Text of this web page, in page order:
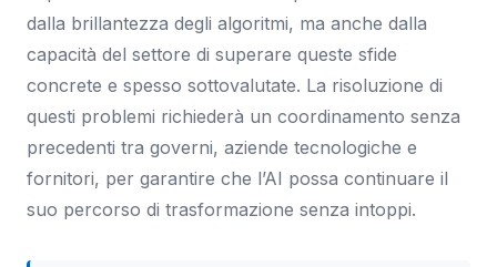
dalla brillantezza degli algoritmi, ma anche dalla
capacità del settore di superare queste sfide
concrete e spesso sottovalutate. La risoluzione di
questi problemi richiederà un coordinamento senza
precedenti tra governi, aziende tecnologiche e
fornitori, per garantire che l’AI possa continuare il
suo percorso di trasformazione senza intoppi.